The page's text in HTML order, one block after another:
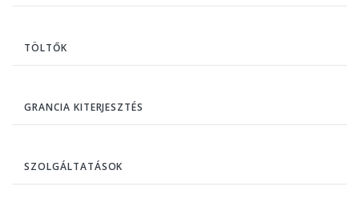
TÖLTŐK
GRANCIA KITERJESZTÉS
SZOLGÁLTATÁSOK